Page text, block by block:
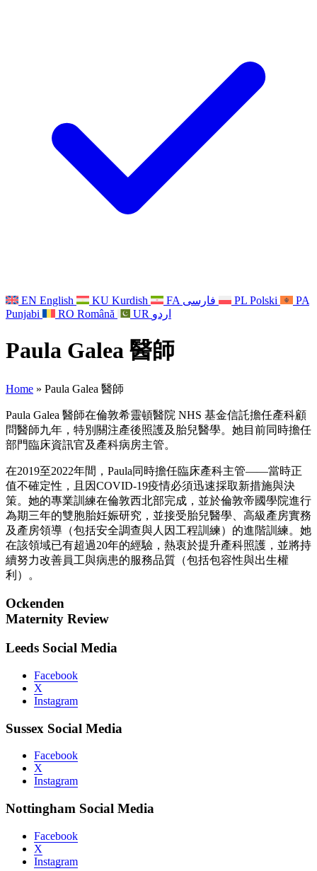
基於信仰的喪親支援
對於父親
EN English KU Kurdish FA فارسی PL Polski
PA
Punjabi
RO Română UR اردو
Paula Galea 醫師
Home » Paula Galea 醫師
Paula Galea 醫師在倫敦希靈頓醫院 NHS 基金信託擔任產科顧
問醫師九年，特別關注產後照護及胎兒醫學。她目前同時擔任
部門臨床資訊官及產科病房主管。
在2019至2022年間，Paula同時擔任臨床產科主管——當時正
值不確定性，且因COVID-19疫情必須迅速採取新措施與決
策。她的專業訓練在倫敦西北部完成，並於倫敦帝國學院進行
為期三年的雙胞胎妊娠研究，並接受胎兒醫學、高級產房實務
及產房領導（包括安全調查與人因工程訓練）的進階訓練。她
在該領域已有超過20年的經驗，熱衷於提升產科照護，並將持
續努力改善員工與病患的服務品質（包括包容性與出生權
利）。
Ockenden
Maternity Review
Leeds Social Media
Facebook
X
Instagram
Sussex Social Media
Facebook
X
Instagram
Nottingham Social Media
Facebook
X
Instagram